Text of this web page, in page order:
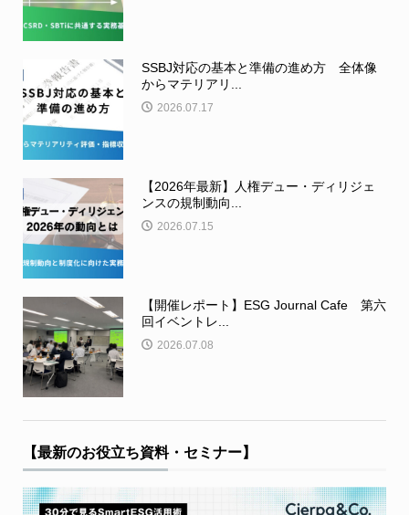
SSBJ対応の基本と準備の進め方 全体像
からマテリアリ...
2026.07.17
【2026年最新】人権デュー・ディリジェ
ンスの規制動向...
2026.07.15
【開催レポート】ESG Journal Cafe 第六
回イベントレ...
2026.07.08
【最新のお役立ち資料・セミナー】